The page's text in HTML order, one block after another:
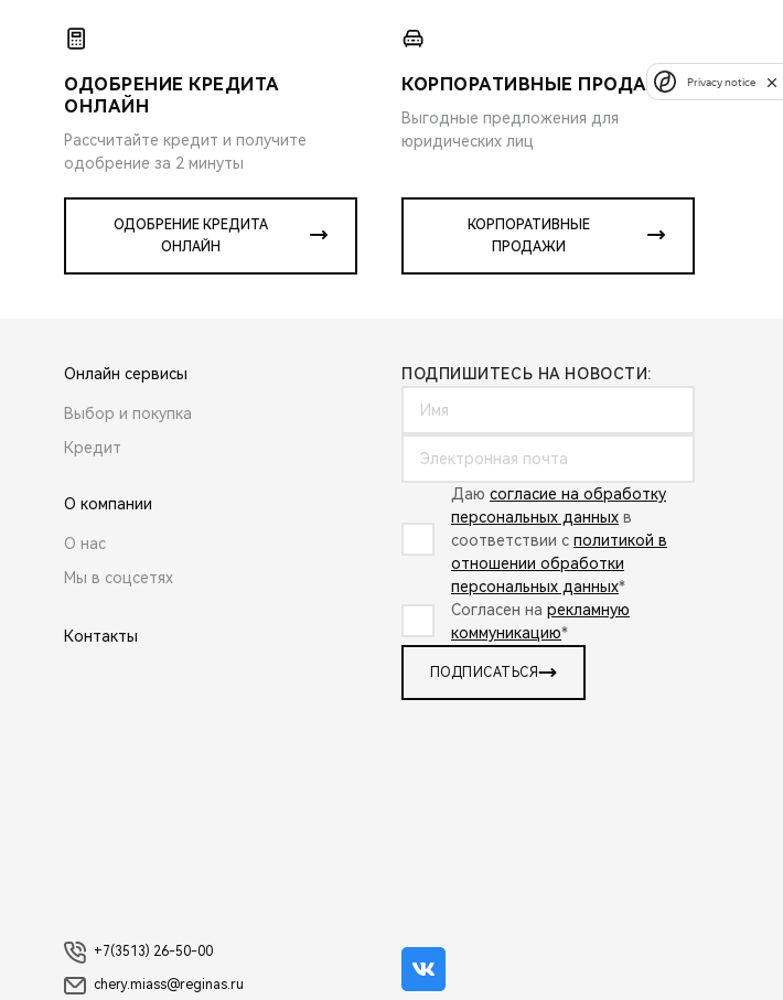
ОДОБРЕНИЕ КРЕДИТА
ОНЛАЙН
Рассчитайте кредит и получите
одобрение за 2 минуты
ОДОБРЕНИЕ КРЕДИТА
ОНЛАЙН
КОРПОРАТИВНЫЕ ПРОДАЖИ
Выгодные предложения для
юридических лиц
КОРПОРАТИВНЫЕ
ПРОДАЖИ
Онлайн сервисы
Выбор и покупка
Кредит
О компании
О нас
Мы в соцсетях
Контакты
ПОДПИШИТЕСЬ НА НОВОСТИ:
Даю согласие на обработку
персональных данных в
соответствии с политикой в
отношении обработки
персональных данных*
Согласен на рекламную
коммуникацию*
ПОДПИСАТЬСЯ
+7(3513) 26-50-00
chery.miass@reginas.ru
Privacy notice